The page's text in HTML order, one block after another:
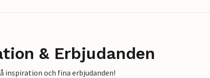
& Erbjudanden
och fina erbjudanden!